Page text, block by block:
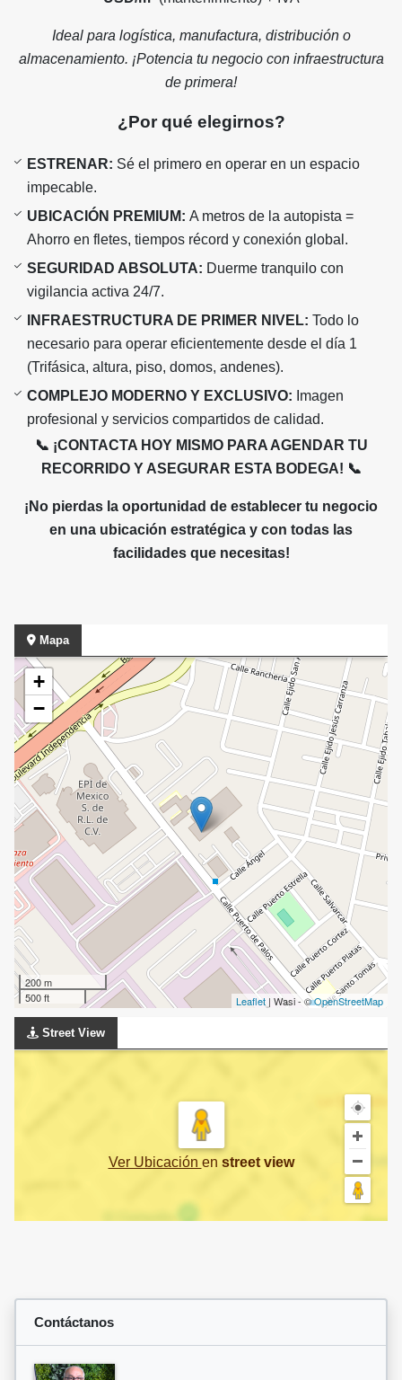
Ideal para logística, manufactura, distribución o
almacenamiento. ¡Potencia tu negocio con infraestructura
de primera!
¿Por qué elegirnos?
ESTRENAR: Sé el primero en operar en un espacio
impecable.
UBICACIÓN PREMIUM: A metros de la autopista =
Ahorro en fletes, tiempos récord y conexión global.
SEGURIDAD ABSOLUTA: Duerme tranquilo con
vigilancia activa 24/7.
INFRAESTRUCTURA DE PRIMER NIVEL: Todo lo
necesario para operar eficientemente desde el día 1
(Trifásica, altura, piso, domos, andenes).
COMPLEJO MODERNO Y EXCLUSIVO: Imagen
profesional y servicios compartidos de calidad.
📞 ¡CONTACTA HOY MISMO PARA AGENDAR TU
RECORRIDO Y ASEGURAR ESTA BODEGA! 📞
¡No pierdas la oportunidad de establecer tu negocio
en una ubicación estratégica y con todas las
facilidades que necesitas!
Mapa
+
−
200 m
500 ft
Leaflet | Wasi - ©OpenStreetMap
Street View
Ver Ubicación en street view
Contáctanos